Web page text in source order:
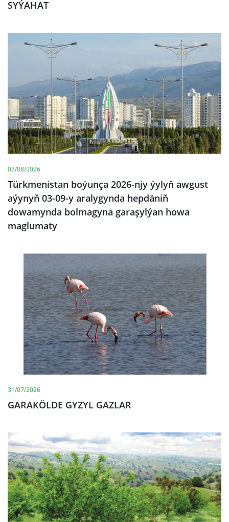
SYÝAHAT
03/08/2026
Türkmenistan boýunça 2026-njy ýylyň awgust
aýynyň 03-09-y aralygynda hepdäniň
dowamynda bolmagyna garaşylýan howa
maglumaty
31/07/2026
GARAKÖLDE GYZYL GAZLAR